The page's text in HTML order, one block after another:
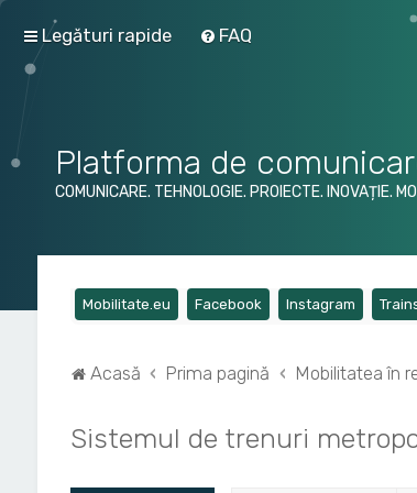
Legături rapide FAQ
Platforma de
COMUNICARE. TEHNOLOGIE. PROIECTE. INOVAȚIE.
Mobilitate.eu(Opens a new tab)
Facebook(Opens a new tab)
Instagram(Opens a
Acasă Prima pagină Mobilitatea în
Sistemul de trenuri